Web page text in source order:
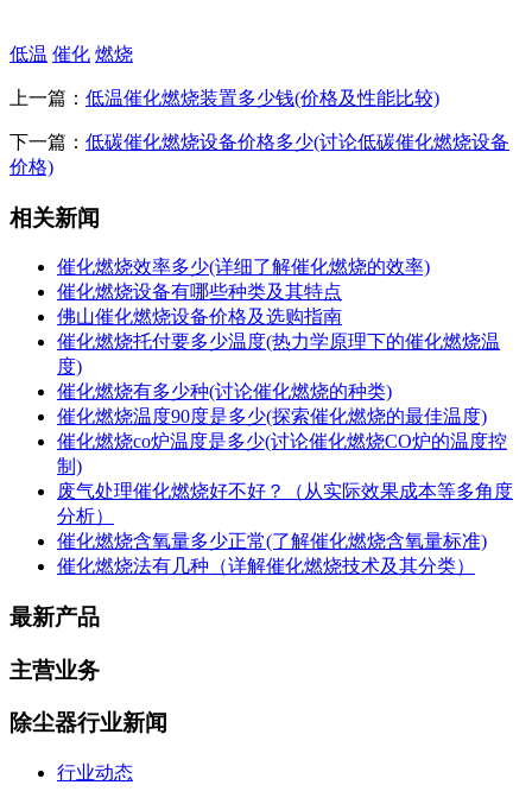
低温 催化 燃烧
上一篇： 低温催化燃烧装置多少钱(价格及性能比较)
下一篇： 低碳催化燃烧设备价格多少(讨论低碳催化燃烧设备
价格)
相关新闻
催化燃烧效率多少(详细了解催化燃烧的效率)
催化燃烧设备有哪些种类及其特点
佛山催化燃烧设备价格及选购指南
催化燃烧托付要多少温度(热力学原理下的催化燃烧温
度)
催化燃烧有多少种(讨论催化燃烧的种类)
催化燃烧温度90度是多少(探索催化燃烧的最佳温度)
催化燃烧co炉温度是多少(讨论催化燃烧CO炉的温度控
制)
废气处理催化燃烧好不好？（从实际效果成本等多角度
分析）
催化燃烧含氧量多少正常(了解催化燃烧含氧量标准)
催化燃烧法有几种（详解催化燃烧技术及其分类）
最新产品
主营业务
除尘器行业新闻
行业动态